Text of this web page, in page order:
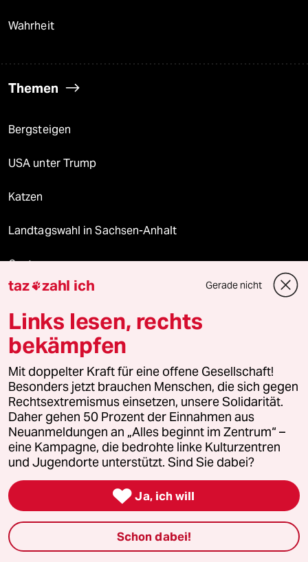
Wahrheit
Themen
Bergsteigen
USA unter Trump
Katzen
Landtagswahl in Sachsen-Anhalt
Ceuta
Aktuelles
Hausblog
Die Seitenwende
Stellen
Presse
taz zahl ich Gerade nicht
Links lesen, rechts
bekämpfen
Mit doppelter Kraft für eine offene Gesellschaft!
Besonders jetzt brauchen Menschen, die sich gegen
Rechtsextremismus einsetzen, unsere Solidarität.
Daher gehen 50 Prozent der Einnahmen aus
Neuanmeldungen an „Alles beginnt im Zentrum“ –
eine Kampagne, die bedrohte linke Kulturzentren
und Jugendorte unterstützt. Sind Sie dabei?
 Ja, ich will
Schon dabei!